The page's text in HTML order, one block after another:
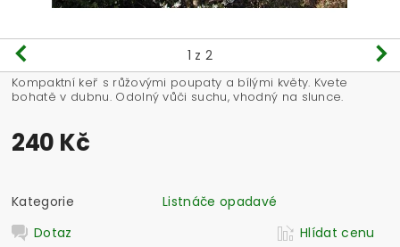
1 z 2
Kompaktní keř s růžovými poupaty a bílými květy. Kvete
bohatě v dubnu. Odolný vůči suchu, vhodný na slunce.
240 Kč
Kategorie
Listnáče opadavé
Dotaz
Hlídat cenu